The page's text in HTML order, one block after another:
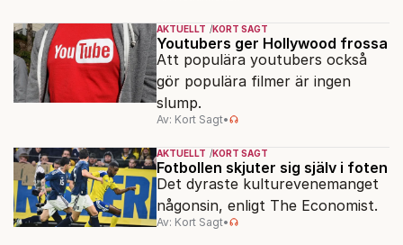
AKTUELLT KORT SAGT
Youtubers ger Hollywood frossa
Att populära youtubers också
gör populära filmer är ingen
slump.
Av: Kort Sagt•
AKTUELLT KORT SAGT
Fotbollen skjuter sig själv i foten
Det dyraste kulturevenemanget
någonsin, enligt The Economist.
Av: Kort Sagt•